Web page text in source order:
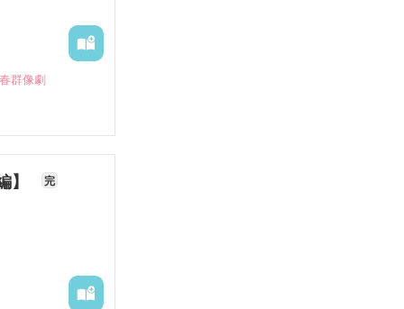
群像劇
】 完